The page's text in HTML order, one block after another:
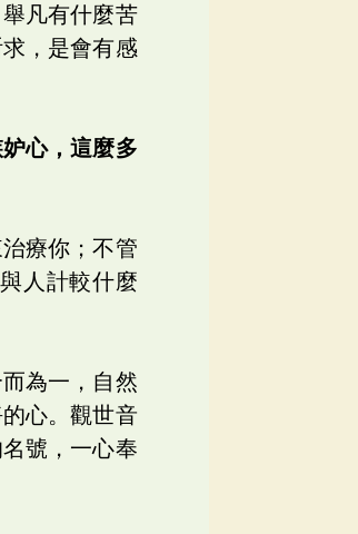
凡有什麼苦
，是會有感
心，這麼多
療你；不管
人計較什麼
為一，自然
心。觀世音
號，一心奉